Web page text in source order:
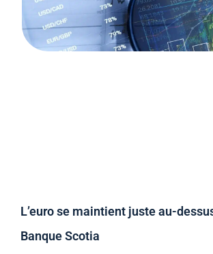
L’euro se maintient juste au-
Banque Scotia